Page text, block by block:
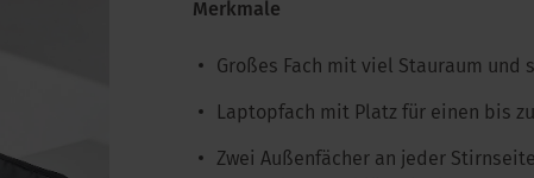
Merkmale
Großes Fach mit viel Stauraum
Laptopfach mit Platz für einen bis
Zwei Außenfächer an jeder